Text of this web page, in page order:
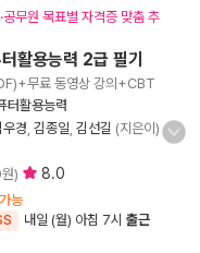
공무원 목표별 자격증 맞춤 추
활용능력 2급 필기
무료 동영상 강의+CBT
터활용능력
우경 김종일 김선길 (지은이)
) 8.0
능
내일 (월) 아침 7시 출근